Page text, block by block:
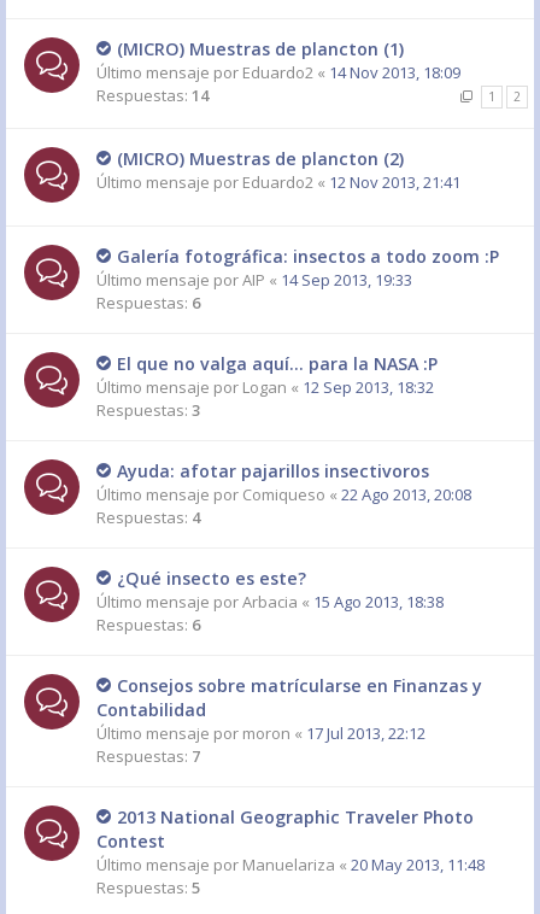
(MICRO) Muestras de plancton (1)
Último mensaje por Eduardo2 « 14 Nov 2013, 18:09
Respuestas: 14 1 2
(MICRO) Muestras de plancton (2)
Último mensaje por Eduardo2 « 12 Nov 2013, 21:41
Galería fotográfica: insectos a todo zoom :P
Último mensaje porAIP « 14 Sep 2013, 19:33
Respuestas: 6
El que no valga aquí... para la NASA :P
Último mensaje por Logan « 12 Sep 2013, 18:32
Respuestas: 3
Ayuda: afotar pajarillos insectivoros
Último mensaje por Comiqueso « 22 Ago 2013, 20:08
Respuestas: 4
¿Qué insecto es este?
Último mensaje porArbacia « 15 Ago 2013, 18:38
Respuestas: 6
Consejos sobre matrícularse en Finanzas y
Contabilidad
Último mensaje por moron « 17 Jul 2013, 22:12
Respuestas: 7
2013 National Geographic Traveler Photo
Contest
Último mensaje por Manuelariza « 20 May 2013, 11:48
Respuestas: 5